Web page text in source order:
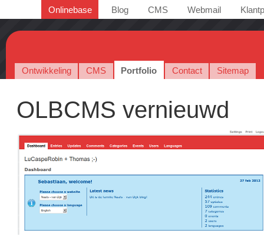
Onlinebase Blog CMS Webmail
Ontwikkeling CMS Portfolio Contact Sitemap
OLBCMS vernieuwd